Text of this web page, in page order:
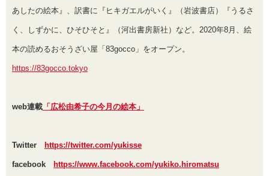
あしたの絵本』、訳書に『ヒキガエルがいく』（岩波書店）『うるさ
く、しずかに、ひそひそと』（河出書房新社）など。2020年8月、絵
本の読めるおそうざい屋「83gocco」をオープン。
https://83gocco.tokyo
web連載 「広松由希子の今月の絵本」
Twitter https://twitter.com/yukisse
facebook https://www.facebook.com/yukiko.hiromatsu